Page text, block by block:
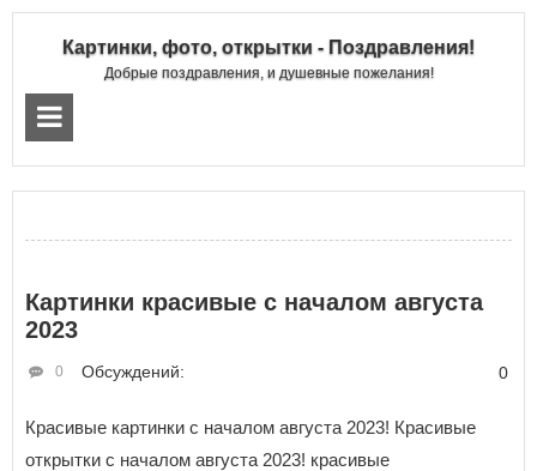
Картинки, фото, открытки - Поздравления!
Добрые поздравления, и душевные пожелания!
Картинки красивые с началом августа
2023
Обсуждений:
0 0
Красивые картинки с началом августа 2023! Красивые
открытки с началом августа 2023! красивые